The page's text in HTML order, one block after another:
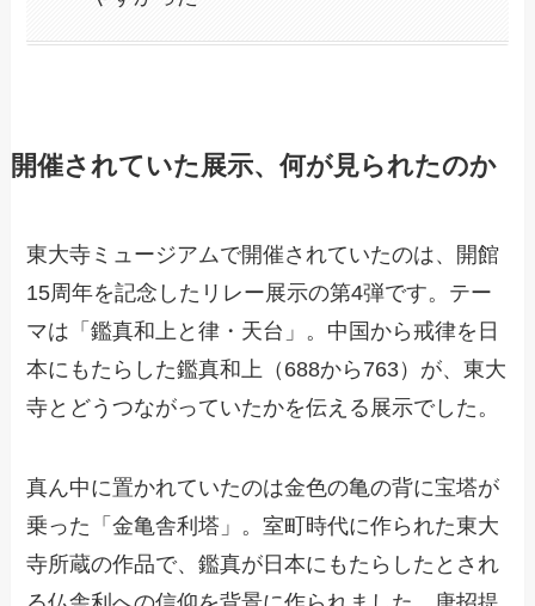
開催されていた展示、何が見られたのか
東大寺ミュージアムで開催されていたのは、開館
15周年を記念したリレー展示の第4弾です。テー
マは「鑑真和上と律・天台」。中国から戒律を日
本にもたらした鑑真和上（688から763）が、東大
寺とどうつながっていたかを伝える展示でした。
真ん中に置かれていたのは金色の亀の背に宝塔が
乗った「金亀舎利塔」。室町時代に作られた東大
寺所蔵の作品で、鑑真が日本にもたらしたとされ